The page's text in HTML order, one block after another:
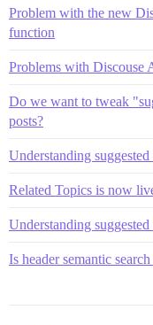
Problem with the new
function
Problems with Discouse
Do we want to tweak
posts?
Understanding
Related Topics is now
Understanding
Is header semantic